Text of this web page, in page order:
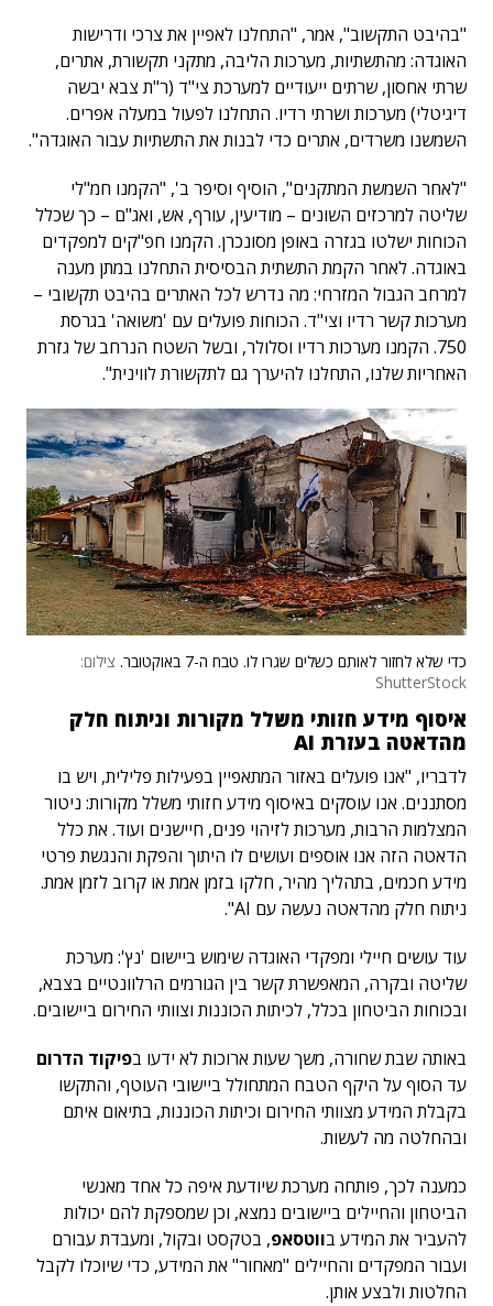
"בהיבט התקשוב", אמר, "התחלנו לאפיין את צרכי ודרישות
האוגדה: מהתשתיות, מערכות הליבה, מתקני תקשורת, אתרים,
שרתי אחסון, שרתים ייעודיים למערכת צי"ד (ר"ת צבא יבשה
דיגיטלי) מערכות ושרתי רדיו. התחלנו לפעול במעלה אפרים.
השמשנו משרדים, אתרים כדי לבנות את התשתיות עבור האוגדה".
"לאחר השמשת המתקנים", הוסיף וסיפר ב', "הקמנו חמ"לי
שליטה למרכזים השונים – מודיעין, עורף, אש, ואג"ם – כך שכלל
הכוחות ישלטו בגזרה באופן מסונכרן. הקמנו חפ"קים למפקדים
באוגדה. לאחר הקמת התשתית הבסיסית התחלנו במתן מענה
למרחב הגבול המזרחי: מה נדרש לכל האתרים בהיבט תקשובי –
מערכות קשר רדיו וצי"ד. הכוחות פועלים עם 'משואה' בגרסת
750. הקמנו מערכות רדיו וסלולר, ובשל השטח הנרחב של גזרת
האחריות שלנו, התחלנו להיערך גם לתקשורת לווינית".
כדי שלא לחזור לאותם כשלים שגרו לו. טבח ה-7 באוקטובר.
צילום:
ShutterStock
איסוף מידע חזותי משלל מקורות וניתוח חלק
מהדאטה בעזרת AI
לדבריו, "אנו פועלים באזור המתאפיין בפעילות פלילית, ויש בו
מסתננים. אנו עוסקים באיסוף מידע חזותי משלל מקורות: ניטור
המצלמות הרבות, מערכות לזיהוי פנים, חיישנים ועוד. את כלל
הדאטה הזה אנו אוספים ועושים לו היתוך והפקת והנגשת פרטי
מידע חכמים, בתהליך מהיר, חלקו בזמן אמת או קרוב לזמן אמת.
ניתוח חלק מהדאטה נעשה עם AI".
עוד עושים חיילי ומפקדי האוגדה שימוש ביישום 'נץ': מערכת
שליטה ובקרה, המאפשרת קשר בין הגורמים הרלוונטיים בצבא,
ובכוחות הביטחון בכלל, לכיתות הכוננות וצוותי החירום ביישובים.
באותה שבת שחורה, משך שעות ארוכות לא ידעו בפיקוד הדרום
עד הסוף על היקף הטבח המתחולל ביישובי העוטף, והתקשו
בקבלת המידע מצוותי החירום וכיתות הכוננות, בתיאום איתם
ובהחלטה מה לעשות.
כמענה לכך, פותחה מערכת שיודעת איפה כל אחד מאנשי
הביטחון והחיילים ביישובים נמצא, וכן שמספקת להם יכולות
להעביר את המידע בווטסאפ, בטקסט ובקול, ומעבדת עבורם
ועבור המפקדים והחיילים "מאחור" את המידע, כדי שיוכלו לקבל
החלטות ולבצע אותן.